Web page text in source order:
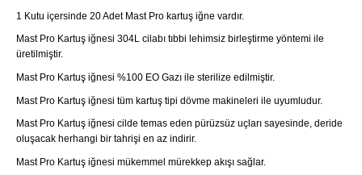
1 Kutu içersinde 20 Adet Mast Pro kartuş iğne vardır.
Mast Pro Kartuş iğnesi 304L cilabı tıbbi lehimsiz birleştirme yöntemi ile
üretilmiştir.
Mast Pro Kartuş iğnesi %100 EO Gazı ile sterilize edilmiştir.
Mast Pro Kartuş iğnesi tüm kartuş tipi dövme makineleri ile uyumludur.
Mast Pro Kartuş iğnesi cilde temas eden pürüzsüz uçları sayesinde, deride
oluşacak herhangi bir tahrişi en az indirir.
Mast Pro Kartuş iğnesi mükemmel mürekkep akışı sağlar.